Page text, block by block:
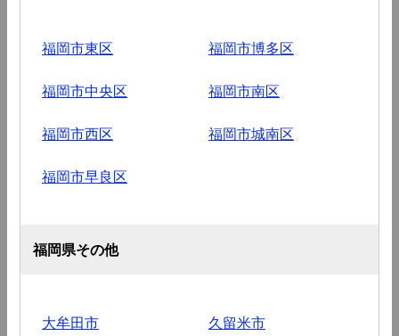
福岡市東区 福岡市博多区
福岡市中央区 福岡市南区
福岡市西区 福岡市城南区
福岡市早良区
福岡県その他
大牟田市 久留米市